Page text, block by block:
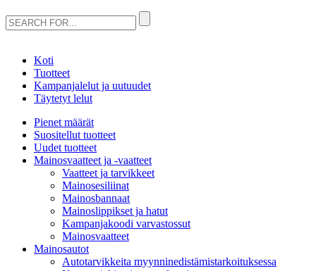
Koti
Tuotteet
Kampanjalelut ja uutuudet
Täytetyt lelut
Pienet määrät
Suositellut tuotteet
Uudet tuotteet
Mainosvaatteet ja -vaatteet
Vaatteet ja tarvikkeet
Mainosesiliinat
Mainosbannaat
Mainoslippikset ja hatut
Kampanjakoodi varvastossut
Mainosvaatteet
Mainosautot
Autotarvikkeita myynninedistämistarkoituksessa